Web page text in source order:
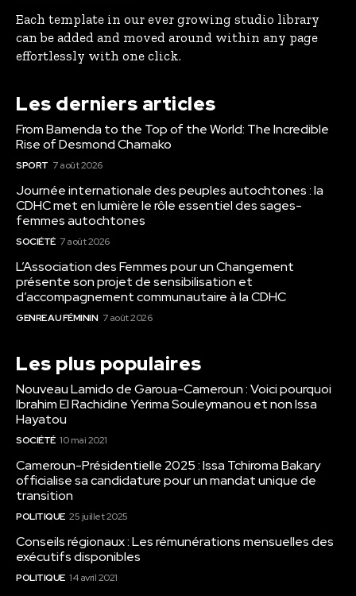
Each template in our ever growing studio library
can be added and moved around within any page
effortlessly with one click.
Les derniers articles
From Bamenda to the Top of the World: The Incredible
Rise of Desmond Chamako
SPORT 7 août 2026
Journée internationale des peuples autochtones : la
CDHC met en lumière le rôle essentiel des sages-
femmes autochtones
SOCIÉTÉ 7 août 2026
L’Association des Femmes pour un Changement
présente son projet de sensibilisation et
d’accompagnement communautaire à la CDHC
GENRE AU FÉMININ 7 août 2026
Les plus populaires
Nouveau Lamido de Garoua-Cameroun : Voici pourquoi
Ibrahim El Rachidine Yerima Souleymanou et non Issa
Hayatou
SOCIÉTÉ 10 mai 2021
Cameroun-Présidentielle 2025 : Issa Tchiroma Bakary
officialise sa candidature pour un mandat unique de
transition
POLITIQUE 25 juillet 2025
Conseils régionaux : Les rémunérations mensuelles des
exécutifs disponibles
POLITIQUE 14 avril 2021